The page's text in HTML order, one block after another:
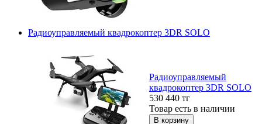
Радиоуправляемый квадрокоптер 3DR SOLO
Радиоуправляемый
квадрокоптер 3DR SOLO
530 440 тг
Товар есть в наличии